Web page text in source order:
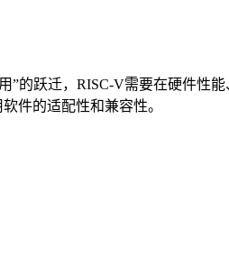
”的跃迁，RISC-V需要在硬件性
件的适配性和兼容性。